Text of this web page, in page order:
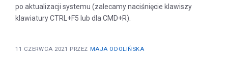
po aktualizacji systemu (zalecamy naciśnięcie klawiszy
klawiatury CTRL+F5 lub dla CMD+R).
11 CZERWCA 2021 PRZEZ MAJA ODOLIŃSKA